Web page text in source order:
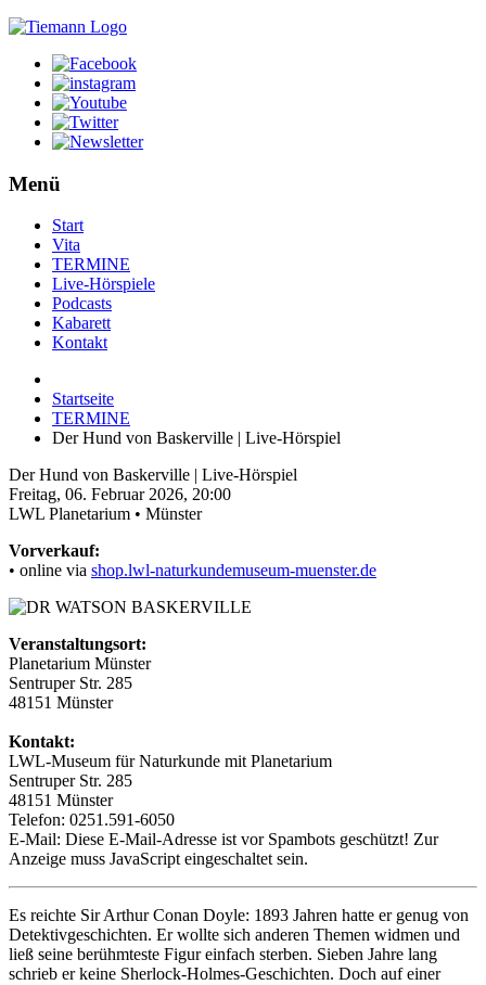
Menü
Start
Vita
TERMINE
Live-Hörspiele
Podcasts
Kabarett
Kontakt
Startseite
TERMINE
Der Hund von Baskerville | Live-Hörspiel
Der Hund von Baskerville | Live-Hörspiel
Freitag, 06. Februar 2026, 20:00
LWL Planetarium • Münster
Vorverkauf:
• online via shop.lwl-naturkundemuseum-muenster.de
Veranstaltungsort:
Planetarium Münster
Sentruper Str. 285
48151 Münster
Kontakt:
LWL-Museum für Naturkunde mit Planetarium
Sentruper Str. 285
48151 Münster
Telefon: 0251.591-6050
E-Mail: Diese E-Mail-Adresse ist vor Spambots geschützt! Zur
Anzeige muss JavaScript eingeschaltet sein.
Es reichte Sir Arthur Conan Doyle: 1893 Jahren hatte er genug von
Detektivgeschichten. Er wollte sich anderen Themen widmen und
ließ seine berühmteste Figur einfach sterben. Sieben Jahre lang
schrieb er keine Sherlock-Holmes-Geschichten. Doch auf einer